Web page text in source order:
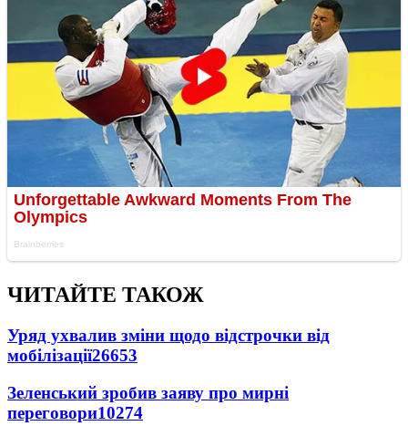
ЧИТАЙТЕ ТАКОЖ
Уряд ухвалив зміни щодо відстрочки від
мобілізації26653
Зеленський зробив заяву про мирні
переговори10274